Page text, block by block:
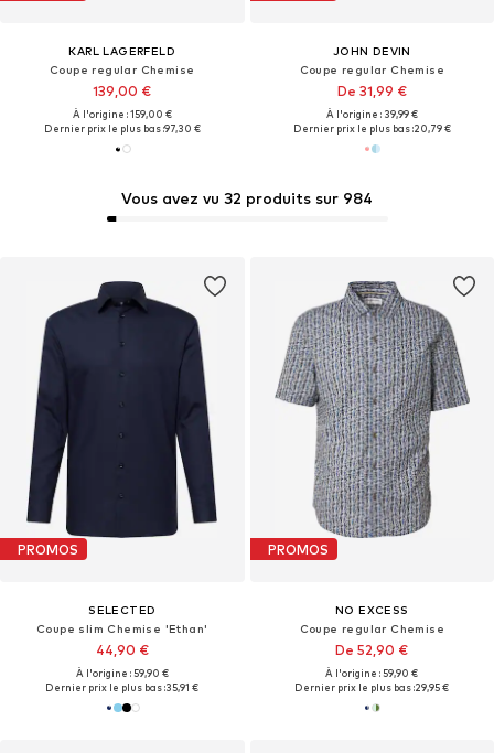
KARL LAGERFELD
Coupe regular Chemise
139,00 €
À l'origine : 159,00 €
Dernier prix le plus bas :97,30 €
JOHN DEVIN
Coupe regular Chemise
De 31,99 €
À l'origine : 39,99 €
Dernier prix le plus bas :20,79 €
PROMOS
SELECTED
Coupe slim Chemise 'Ethan'
44,90 €
À l'origine : 59,90 €
Dernier prix le plus bas :35,91 €
PROMOS
NO EXCESS
Coupe regular Chemise
De 52,90 €
À l'origine : 59,90 €
Dernier prix le plus bas :29,95 €
Vous avez vu 32 produits sur 984